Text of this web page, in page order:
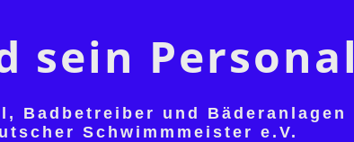
sein Personal
Badbetreiber und Bäderanlagen
Schwimmmeister e.V.